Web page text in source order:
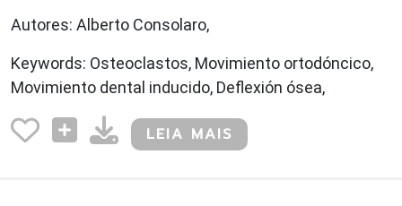
Autores: Alberto Consolaro,
Keywords: Osteoclastos, Movimiento ortodóncico,
Movimiento dental inducido, Deflexión ósea,
LEIA MAIS